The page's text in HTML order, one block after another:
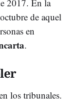
2017. En la
de aquel
en
.
los tribunales.